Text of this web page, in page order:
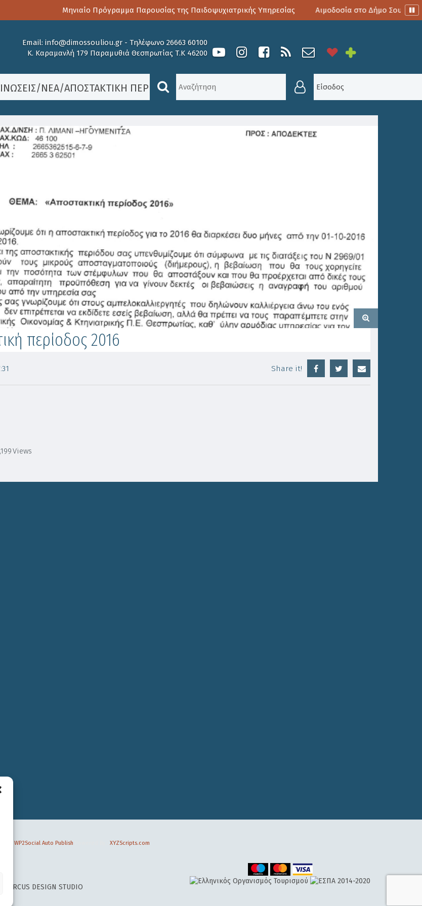
Μηνιαίο Πρόγραμμα Παρουσίας της Παιδοψυχιατρικής Υπηρεσίας Αιμοδοσία στο Δήμο Σουλίου
Email: info@dimossouliou.gr - Τηλέφωνο 26663 60100
Κ. Καραμανλή 179 Παραμυθιά Θεσπρωτίας Τ.Κ 46200
/ΝΈΑ/ΑΠΟΣΤΑΚΤΙΚΉ ΠΕΡΊΟΔΟΣ 2016 Είσοδος
περίοδος 2016
Share it!
Views
CIRCUS DESIGN STUDIO
WP2Social Auto Publish XYZScripts.com